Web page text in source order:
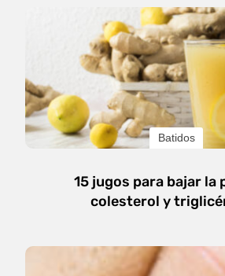
Batidos
15 jugos para bajar la
colesterol y